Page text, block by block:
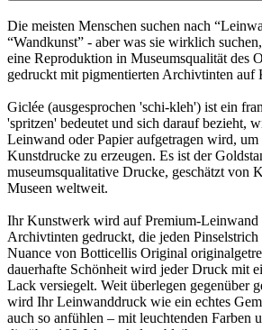
Die meisten Menschen suchen nach
“Wandkunst” - aber was sie wirklich
eine Reproduktion in Museumsqualität des
gedruckt mit pigmentierten Archivtinten auf
Giclée (ausgesprochen 'schi-kleh') ist ein
'spritzen' bedeutet und sich darauf bezieht,
Leinwand oder Papier aufgetragen wird,
Kunstdrucke zu erzeugen. Es ist der
museumsqualitative Drucke, geschätzt von
Museen weltweit.
Ihr Kunstwerk wird auf Premium-Leinwand
Archivtinten gedruckt, die jeden Pinselstrich
Nuance von Botticellis Original
dauerhafte Schönheit wird jeder Druck mit
Lack versiegelt. Weit überlegen gegenüber
wird Ihr Leinwanddruck wie ein echtes
auch so anfühlen – mit leuchtenden Farben